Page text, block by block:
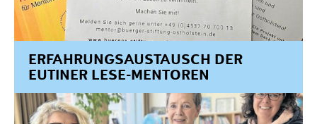
ERFAHRUNGSAUSTAUSCH DER
EUTINER LESE-MENTOREN